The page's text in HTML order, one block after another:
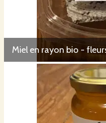
Miel en rayon bio -